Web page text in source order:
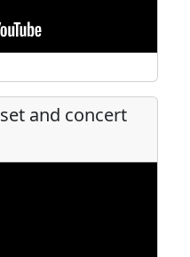
and concert